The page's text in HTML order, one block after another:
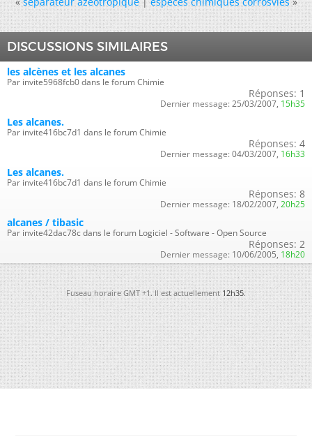
DISCUSSIONS SIMILAIRES
les alcènes et les alcanes
Par invite5968fcb0 dans le forum Chimie
Réponses: 1
Dernier message: 25/03/2007, 15h35
Les alcanes.
Par invite416bc7d1 dans le forum Chimie
Réponses: 4
Dernier message: 04/03/2007, 16h33
Les alcanes.
Par invite416bc7d1 dans le forum Chimie
Réponses: 8
Dernier message: 18/02/2007, 20h25
alcanes / tibasic
Par invite42dac78c dans le forum Logiciel - Software - Open Source
Réponses: 2
Dernier message: 10/06/2005, 18h20
Fuseau horaire GMT +1. Il est actuellement 12h35.